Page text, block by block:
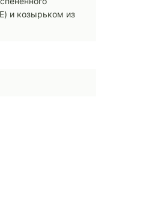
и козырьком из